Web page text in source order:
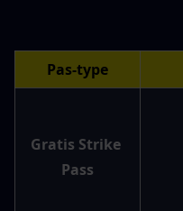
Pas-type
Gratis Strike
Pass